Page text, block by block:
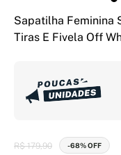
Sapatilha Feminina
Tiras E Fivela Off
R$ 179,90 -68% OFF